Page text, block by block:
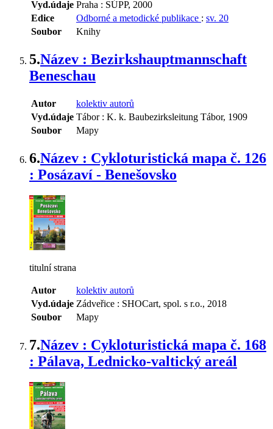
Vyd.údaje Praha : SÚPP, 2000
Edice
Odborné a metodické publikace : sv. 20
Soubor
Knihy
5.Název : Bezirkshauptmannschaft
Beneschau
Autor
kolektiv autorů
Vyd.údaje Tábor : K. k. Baubezirksleitung Tábor, 1909
Soubor
Mapy
6.Název : Cykloturistická mapa č. 126
: Posázaví - Benešovsko
titulní strana
Autor
kolektiv autorů
Vyd.údaje Zádveřice : SHOCart, spol. s r.o., 2018
Soubor
Mapy
7.Název : Cykloturistická mapa č. 168
: Pálava, Lednicko-valtický areál